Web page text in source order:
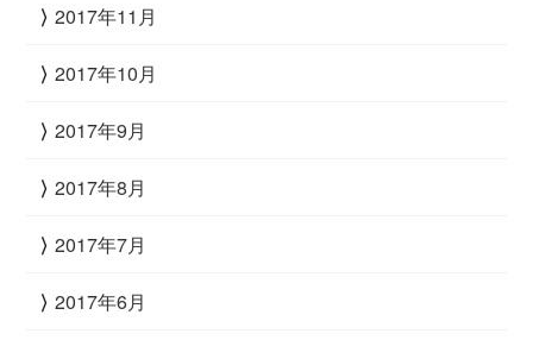
2017年11月
2017年10月
2017年9月
2017年8月
2017年7月
2017年6月